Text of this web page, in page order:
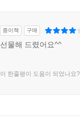
종이책 구매
선물해 드렸어요^^
이 한줄평이 도움이 되었나요?